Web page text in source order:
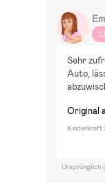
Sehr
Auto,
Original
Kinderkraft
Ursprünglich